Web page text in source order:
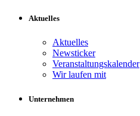
Aktuelles
Aktuelles
Newsticker
Veranstaltungskalender
Wir laufen mit
Unternehmen